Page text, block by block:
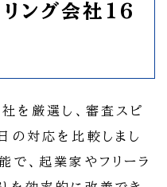
リング会社16
を厳選し、審査スピ
の対応を比較しまし
で、起業家やフリーラ